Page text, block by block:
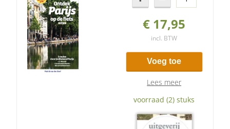
€ 17,95
incl. BTW
Voeg toe
Lees meer
voorraad (2) stuks